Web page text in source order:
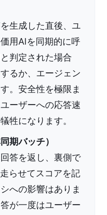
生成した直後、ユ
用AIを同期的に呼
判定された場合
るか、エージェン
。安全性を極限ま
ーザーへの応答速
牲になります。
期バッチ）
答を返し、裏側で
らせてスコアを記
への影響はありま
が一度はユーザー